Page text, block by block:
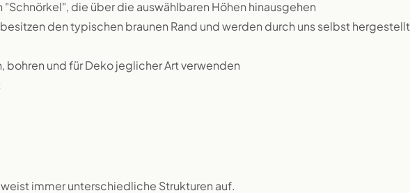
die über die auswählbaren Höhen hinausgehen
den typischen braunen Rand und werden durch uns selbst hergestellt
bohren und für Deko jeglicher Art verwenden
immer unterschiedliche Strukturen auf.